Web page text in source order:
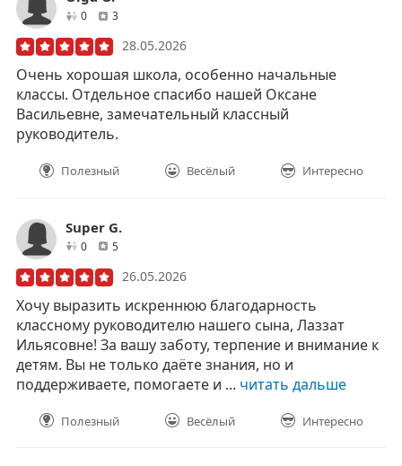
0друзей
3отзывов
28.05.2026
Очень хорошая школа, особенно начальные
классы. Отдельное спасибо нашей Оксане
Васильевне, замечательный классный
руководитель.
Полезный Весёлый Интересно
Super G.
0друзей
5отзывов
26.05.2026
Хочу выразить искреннюю благодарность
классному руководителю нашего сына, Лаззат
Ильясовне! За вашу заботу, терпение и внимание к
детям. Вы не только даёте знания, но и
поддерживаете, помогаете и ... читать дальше
Полезный Весёлый Интересно